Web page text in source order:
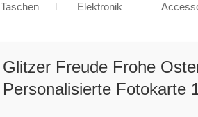
Glitzer Freude Frohe
Personalisierte Fotokarte
Taschen Elektronik